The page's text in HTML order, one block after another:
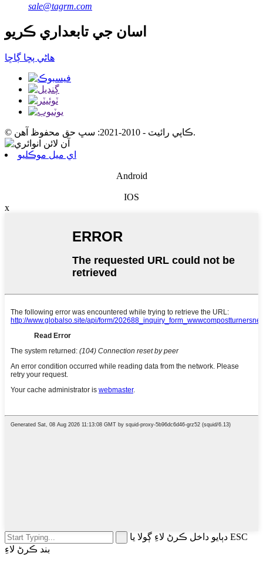
sale@tagrm.com
اسان جي تابعداري ڪريو
ھاڻي پڇا ڳاڇا
© ڪاپي رائيٽ - 2010-2021: سڀ حق محفوظ آهن.
اي ميل موڪليو
Android
IOS
x
دٻايو داخل ڪرڻ لاءِ ڳولا يا ESC
بند ڪرڻ لاءِ